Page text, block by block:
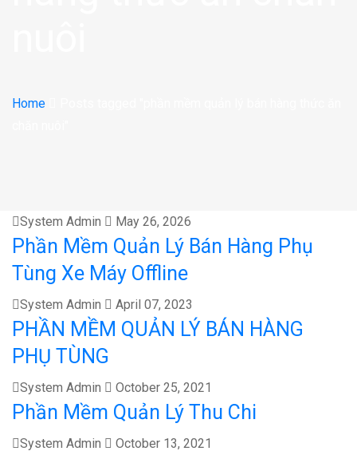
Home
System Admin May 26, 2026
Phần Mềm Quản Lý Bán Hàng Phụ
Tùng Xe Máy Offline
System Admin April 07, 2023
PHẦN MỀM QUẢN LÝ BÁN HÀNG
PHỤ TÙNG
System Admin October 25, 2021
Phần Mềm Quản Lý Thu Chi
System Admin October 13, 2021